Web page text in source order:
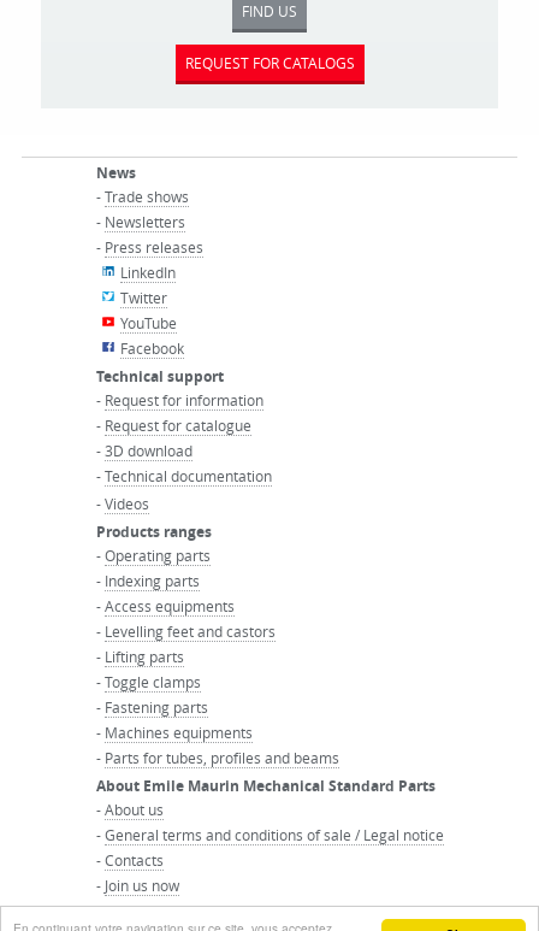
FIND US
REQUEST FOR CATALOGS
News
-Trade shows
- Newsletters
- Press releases
LinkedIn
Twitter
YouTube
Facebook
Technical support
- Request for information
- Request for catalogue
-3D download
-Technical documentation
-Videos
Products ranges
-Operating parts
- Indexing parts
-Access equipments
- Levelling feet and castors
- Lifting parts
-Toggle clamps
- Fastening parts
- Machines equipments
- Parts for tubes, profiles and beams
About Emile Maurin Mechanical Standard Parts
-About us
-General terms and conditions of sale / Legal notice
-Contacts
- Join us now
-Maurin Group website